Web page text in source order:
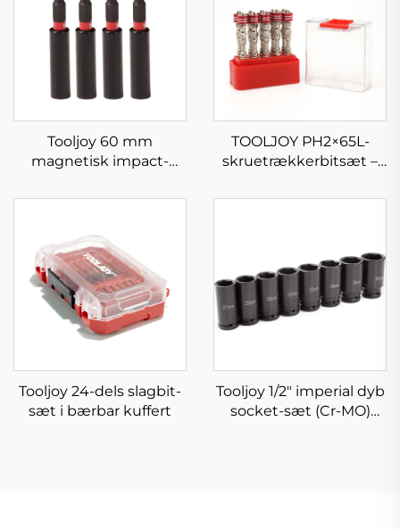
Tooljoy 60 mm
magnetisk impact-
TOOLJOY PH2×65L-
skruetrækkerbitsæt –
impact-
Tooljoy 24-dels slagbit-
sæt i bærbar kuffert
Tooljoy 1/2" imperial dyb
socket-sæt (Cr-MO)